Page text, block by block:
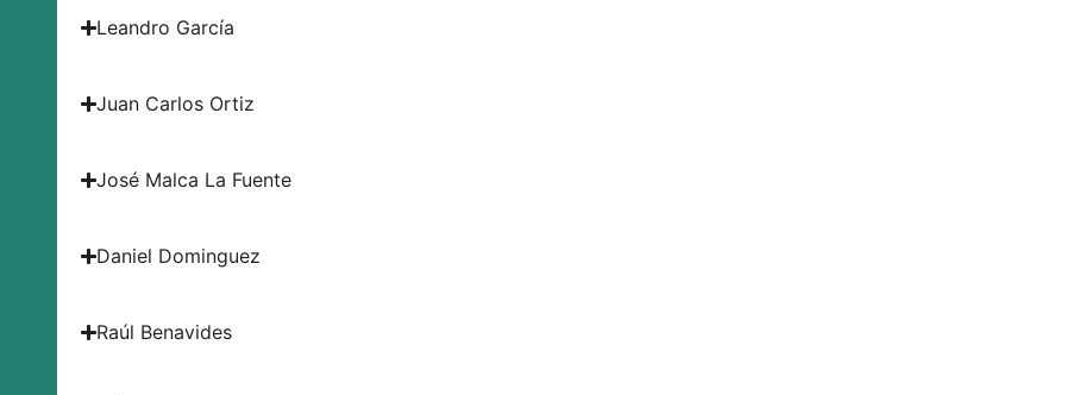
Leandro García
Juan Carlos Ortiz
José Malca La Fuente
Daniel Dominguez
Raúl Benavides